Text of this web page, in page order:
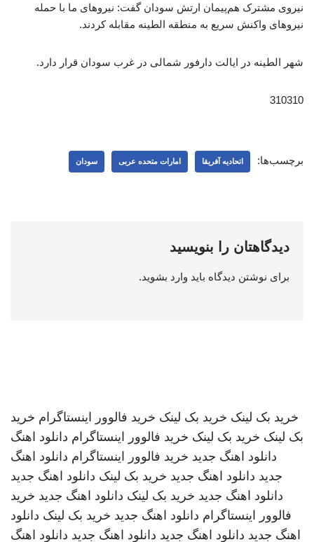
نیروی مشترک هم‌پیمان ارتش سودان گفت: نیروهای ما با حمله‌
نیروهای واکنش سریع به منطقه الطینه مقابله کردند.
شهر الطینه در ایالت دارفور شمالی در غرب سودان قرار دارد.
310310
برچسب‌ها: اتحادیه آفریقا امارات متحده عربی سودان
دیدگاهتان را بنویسید
برای نوشتن دیدگاه باید وارد بشوید.
خرید بک لینک خرید بک لینک خرید فالوور اینستاگرام خرید
بک لینک خرید بک لینک خرید فالوور اینستاگرام دانلود اهنگ
دانلود اهنگ جدید خرید فالوور اینستاگرام دانلود اهنگ
جدید دانلود اهنگ جدید خرید بک لینک دانلود اهنگ جدید
دانلود اهنگ جدید خرید بک لینک دانلود اهنگ جدید خرید
فالوور اینستاگرام دانلود اهنگ جدید خرید بک لینک دانلود
اهنگ جدید دانلود اهنگ جدید دانلود اهنگ جدید دانلود اهنگ